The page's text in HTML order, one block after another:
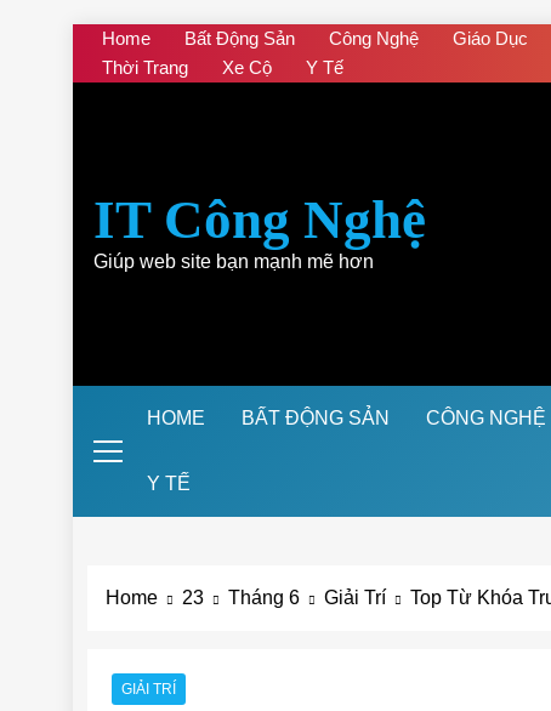
SkipHome Bất Động Sản Công Nghệ Giáo Dục
Thời Trang
Xe Cộ Y Tế
IT Công Nghệ
Giúp web site bạn mạnh mẽ hơn
HOME BẤT ĐỘNG SẢN CÔNG NGHỆ
Y TẾ
Home 23 Tháng 6 Giải Trí Top Từ Khóa
GIẢI TRÍ